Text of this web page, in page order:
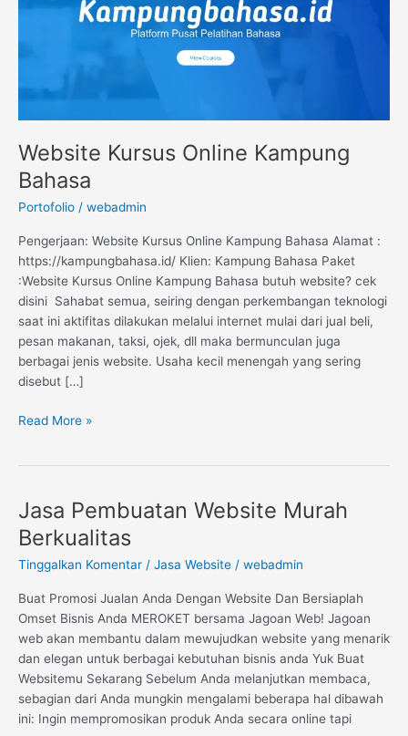
Website Kursus Online Kampung
Bahasa
Portofolio / webadmin
Pengerjaan: Website Kursus Online Kampung Bahasa Alamat :
https://kampungbahasa.id/ Klien: Kampung Bahasa Paket
:Website Kursus Online Kampung Bahasa butuh website? cek
disini Sahabat semua, seiring dengan perkembangan teknologi
saat ini aktifitas dilakukan melalui internet mulai dari jual beli,
pesan makanan, taksi, ojek, dll maka bermunculan juga
berbagai jenis website. Usaha kecil menengah yang sering
disebut […]
Read More »
Jasa Pembuatan Website Murah
Berkualitas
Tinggalkan Komentar / Jasa Website / webadmin
Buat Promosi Jualan Anda Dengan Website Dan Bersiaplah
Omset Bisnis Anda MEROKET bersama Jagoan Web! Jagoan
web akan membantu dalam mewujudkan website yang menarik
dan elegan untuk berbagai kebutuhan bisnis anda Yuk Buat
Websitemu Sekarang Sebelum Anda melanjutkan membaca,
sebagian dari Anda mungkin mengalami beberapa hal dibawah
ini: Ingin mempromosikan produk Anda secara online tapi
Jasa
Pembuatan
Website
Murah